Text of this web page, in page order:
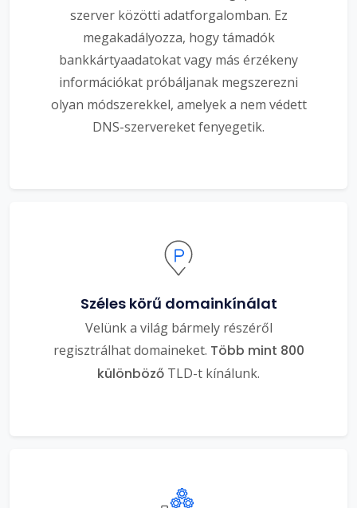
szerver közötti adatforgalomban. Ez
megakadályozza, hogy támadók
bankkártyaadatokat vagy más érzékeny
információkat próbáljanak megszerezni
olyan módszerekkel, amelyek a nem védett
DNS-szervereket fenyegetik.
Széles körű domainkínálat
Velünk a világ bármely részéről
regisztrálhat domaineket. Több mint 800
különböző TLD-t kínálunk.